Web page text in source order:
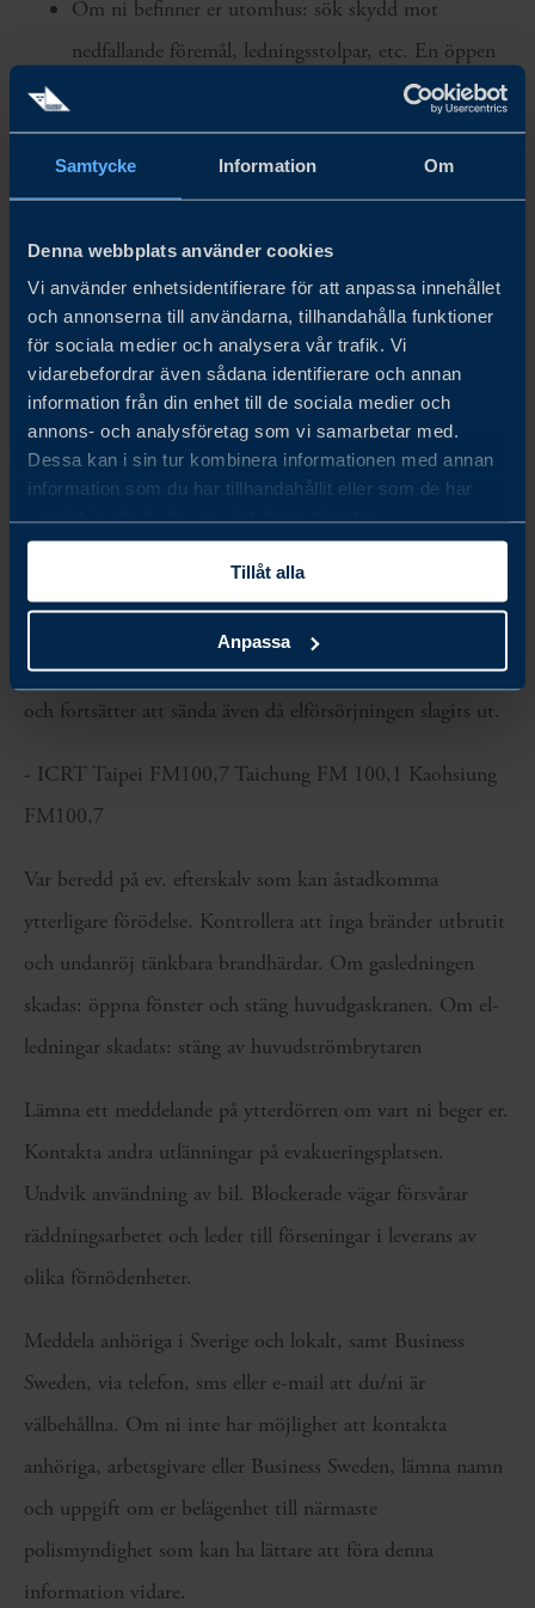
Samtycke Information Om
Denna webbplats använder cookies
Vi använder enhetsidentifierare för att anpassa innehållet
och annonserna till användarna, tillhandahålla funktioner
för sociala medier och analysera vår trafik. Vi
vidarebefordrar även sådana identifierare och annan
information från din enhet till de sociala medier och
annons- och analysföretag som vi samarbetar med.
Dessa kan i sin tur kombinera informationen med annan
information som du har tillhandahållit eller som de har
samlat in när du har använt deras tjänster.
Tillåt alla
Anpassa
Om ni befinner er utomhus: sök skydd mot
nedfallande föremål, ledningsstolpar, etc. En öppen
Om ni befinner er i en bil: stanna omedelbart vid
vägkanten och sitt kvar i bilen. Undvik att parkera
När jordbävningen är över är det i de flesta situationer
säkrast att tillsvidare stanna hemma med familjen.
Erfarenheten visar att man i krisläge oftast har det lugnast
och säkrast i sitt hem och att mer drastiska åtgärder i
många fall inte behöver vidtas.
Lyssna i en krissituation alltid på lokala radion för att
hålla dig uppdaterad. Radiostationen har sändningar på
uppdaterad information. De har också egna generatorer
och fortsätter att sända även då elförsörjningen slagits ut.
- ICRT Taipei FM100,7 Taichung FM 100,1 Kaohsiung
FM100,7
Var beredd på ev. efterskalv som kan åstadkomma
ytterligare förödelse. Kontrollera att inga bränder utbrutit
och undanröj tänkbara brandhärdar. Om gasledningen
skadas: öppna fönster och stäng huvudgaskranen. Om el-
ledningar skadats: stäng av huvudströmbrytaren
Lämna ett meddelande på ytterdörren om vart ni beger er.
Kontakta andra utlänningar på evakueringsplatsen.
Undvik användning av bil. Blockerade vägar försvårar
räddningsarbetet och leder till förseningar i leverans av
olika förnödenheter.
Meddela anhöriga i Sverige och lokalt, samt Business
Sweden, via telefon, sms eller e-mail att du/ni är
välbehållna. Om ni inte har möjlighet att kontakta
anhöriga, arbetsgivare eller Business Sweden, lämna namn
och uppgift om er belägenhet till närmaste
polismyndighet som kan ha lättare att föra denna
information vidare.